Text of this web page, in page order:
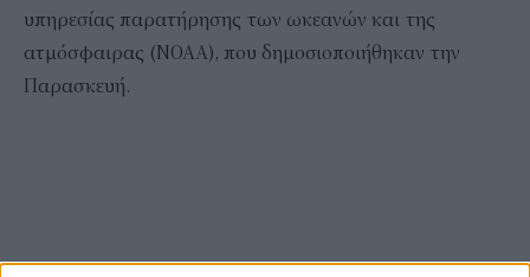
υπηρεσίας παρατήρησης των ωκεανών και της
ατμόσφαιρας (NOAA), που δημοσιοποιήθηκαν την
Παρασκευή.